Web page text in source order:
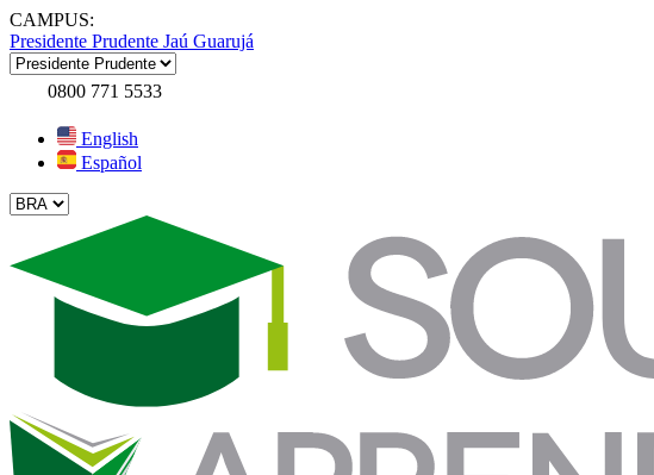
CAMPUS:
Presidente Prudente Jaú Guarujá
0800 771 5533
English
Español